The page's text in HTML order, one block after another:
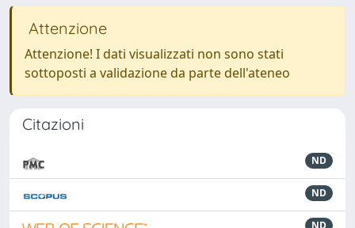
Attenzione
Attenzione! I dati visualizzati non sono stati
sottoposti a validazione da parte dell'ateneo
Citazioni
ND
ND